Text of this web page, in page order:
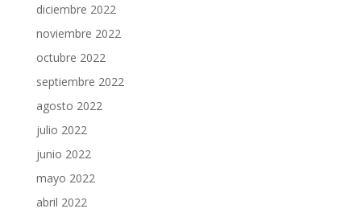
diciembre 2022
noviembre 2022
octubre 2022
septiembre 2022
agosto 2022
julio 2022
junio 2022
mayo 2022
abril 2022